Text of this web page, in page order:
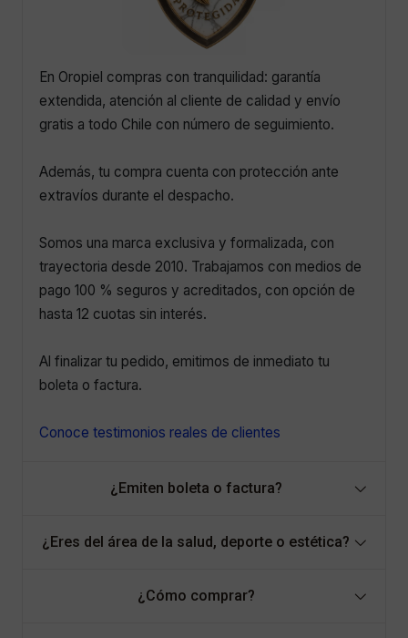
En Oropiel compras con tranquilidad: garantía
extendida, atención al cliente de calidad y envío
gratis a todo Chile con número de seguimiento.
Además, tu compra cuenta con protección ante
extravíos durante el despacho.
Somos una marca exclusiva y formalizada, con
trayectoria desde 2010. Trabajamos con medios de
pago 100 % seguros y acreditados, con opción de
hasta 12 cuotas sin interés.
Al finalizar tu pedido, emitimos de inmediato tu
boleta o factura.
Conoce testimonios reales de clientes
¿Emiten boleta o factura?
¿Eres del área de la salud, deporte o estética?
¿Cómo comprar?